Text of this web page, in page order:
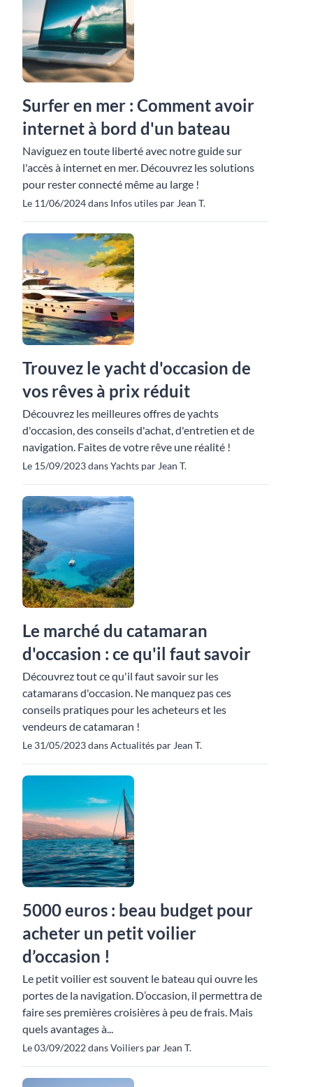
Surfer en mer : Comment avoir
internet à bord d'un bateau
Naviguez en toute liberté avec notre guide sur
l'accès à internet en mer. Découvrez les solutions
pour rester connecté même au large !
Le 11/06/2024 dans Infos utiles par Jean T.
Trouvez le yacht d'occasion de
vos rêves à prix réduit
Découvrez les meilleures offres de yachts
d'occasion, des conseils d'achat, d'entretien et de
navigation. Faites de votre rêve une réalité !
Le 15/09/2023 dans Yachts par Jean T.
Le marché du catamaran
d'occasion : ce qu'il faut savoir
Découvrez tout ce qu'il faut savoir sur les
catamarans d'occasion. Ne manquez pas ces
conseils pratiques pour les acheteurs et les
vendeurs de catamaran !
Le 31/05/2023 dans Actualités par Jean T.
5000 euros : beau budget pour
acheter un petit voilier
d’occasion !
Le petit voilier est souvent le bateau qui ouvre les
portes de la navigation. D’occasion, il permettra de
faire ses premières croisières à peu de frais. Mais
quels avantages à...
Le 03/09/2022 dans Voiliers par Jean T.